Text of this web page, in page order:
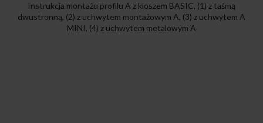
Instrukcja montażu profilu A z kloszem BASIC, (1) z taśmą
dwustronną, (2) z uchwytem montażowym A, (3) z uchwytem A
MINI, (4) z uchwytem metalowym A